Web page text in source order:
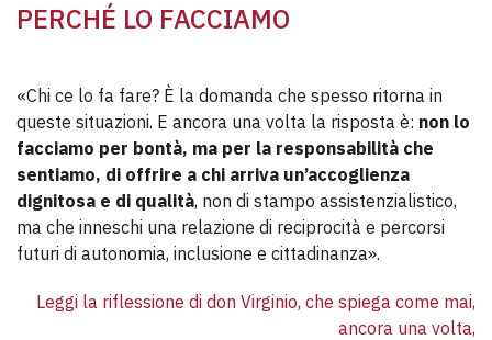
PERCHÉ LO FACCIAMO
«Chi ce lo fa fare? È la domanda che spesso ritorna in
queste situazioni. E ancora una volta la risposta è: non lo
facciamo per bontà, ma per la responsabilità che
sentiamo, di offrire a chi arriva un’accoglienza
dignitosa e di qualità, non di stampo assistenzialistico,
ma che inneschi una relazione di reciprocità e percorsi
futuri di autonomia, inclusione e cittadinanza».
Leggi la riflessione di don Virginio, che spiega come mai,
ancora una volta,